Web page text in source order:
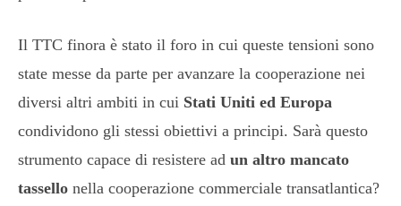
Il TTC finora è stato il foro in cui queste tensioni sono
state messe da parte per avanzare la cooperazione nei
diversi altri ambiti in cui Stati Uniti ed Europa
condividono gli stessi obiettivi a principi. Sarà questo
strumento capace di resistere ad un altro mancato
tassello nella cooperazione commerciale transatlantica?